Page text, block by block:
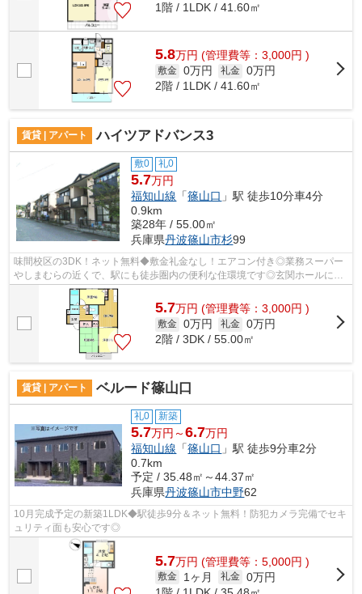
1階 / 1LDK / 41.60㎡
5.8万円 (管理費等：3,000円 )
敷金 0万円 礼金 0万円
2階 / 1LDK / 41.60㎡
賃貸 | アパート ハイツアドバンス3
敷0 礼0
5.7万円
福知山線 「篠山口 」駅 徒歩10分車4分
0.9km
築28年 / 55.00㎡
兵庫県丹波篠山市杉99
味間校区の3DK！ネット無料◆敷金礼金なし！エアコン付き◎業務スーパー
やしまむらの近くで、駅にも徒歩圏内の便利な住環境です◎玄関ホールに収
納スペースがあるのがいいですね♪
5.7万円 (管理費等：3,000円 )
敷金 0万円 礼金 0万円
2階 / 3DK / 55.00㎡
賃貸 | アパート ベルード篠山口
礼0 新築
5.7万円～6.7万円
福知山線 「篠山口 」駅 徒歩9分車2分
0.7km
予定 / 35.48㎡～44.37㎡
兵庫県丹波篠山市中野62
10月完成予定の新築1LDK◆駅徒歩9分＆ネット無料！防犯カメラ完備でセキ
ュリティ面も安心です◎
5.7万円 (管理費等：5,000円 )
敷金 1ヶ月 礼金 0万円